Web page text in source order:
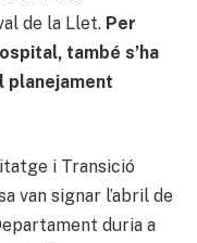
de la Llet. Per
també s’ha
planejament
i Transició
van signar l’abril de
duria a